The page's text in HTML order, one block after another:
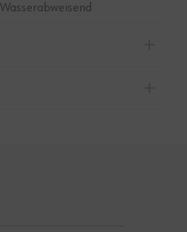
Wasserabweisend